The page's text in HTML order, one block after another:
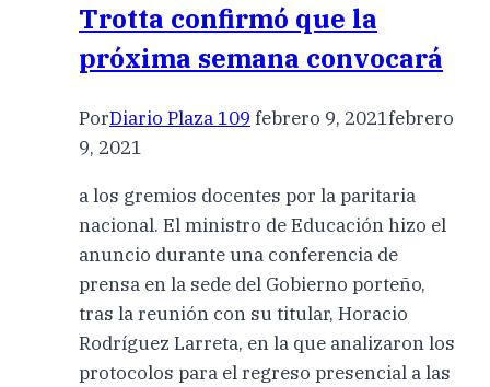
Trotta confirmó que la
próxima semana convocará
PorDiario Plaza 109 febrero 9, 2021febrero
9, 2021
a los gremios docentes por la paritaria
nacional. El ministro de Educación hizo el
anuncio durante una conferencia de
prensa en la sede del Gobierno porteño,
tras la reunión con su titular, Horacio
Rodríguez Larreta, en la que analizaron los
protocolos para el regreso presencial a las